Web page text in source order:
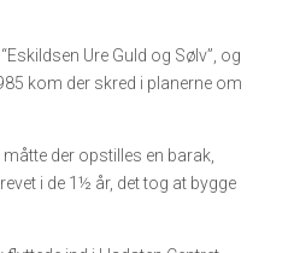
Ure Guld og Sølv”, og
kom der skred i planerne om
der opstilles en barak,
i de 1½ år, det tog at bygge